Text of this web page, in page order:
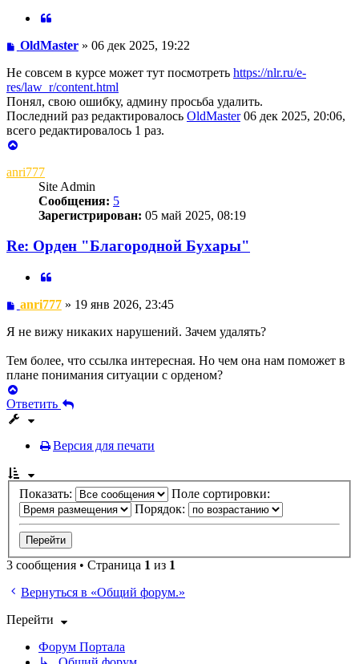
Сообщение
OldMaster» 06 дек 2025, 19:22
Не совсем в курсе может тут посмотреть https://nlr.ru/e-
res/law_r/content.html
Понял, свою ошибку, админу просьба удалить.
Последний раз редактировалось OldMaster06 дек 2025, 20:06,
всего редактировалось 1 раз.
началу
anri777
Site Admin
Сообщения: 5
Зарегистрирован: 05 май 2025, 08:19
Re: Орден "Благородной Бухары"
Сообщение
anri777» 19 янв 2026, 23:45
Я не вижу никаких нарушений. Зачем удалять?
Тем более, что ссылка интересная. Но чем она нам поможет в
плане понимания ситуации с орденом?
к
началу
Ответить
Версия для печати
Показать:
Поле сортировки:
Порядок:
3 сообщения • Страница 1 из 1
Вернуться в «Общий форум.»
Перейти
Форум Портала